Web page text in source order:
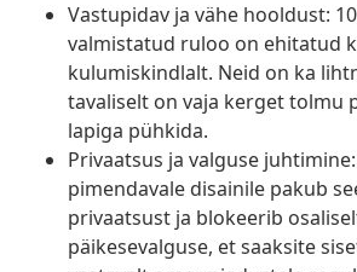
Vastupidav ja vähe hooldust:
valmistatud ruloo on ehitatud
kulumiskindlalt. Neid on ka
tavaliselt on vaja kerget tolmu
lapiga pühkida.
Privaatsus ja valguse
pimendavale disainile pakub
privaatsust ja blokeerib
päikesevalguse, et saaksite